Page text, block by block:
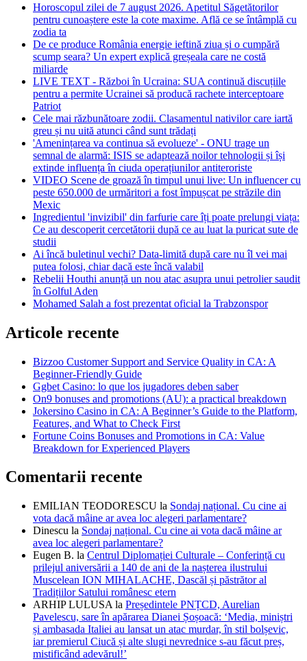
Horoscopul zilei de 7 august 2026. Apetitul Săgetătorilor
pentru cunoaștere este la cote maxime. Află ce se întâmplă cu
zodia ta
De ce produce România energie ieftină ziua și o cumpără
scump seara? Un expert explică greșeala care ne costă
miliarde
LIVE TEXT - Război în Ucraina: SUA continuă discuțiile
pentru a permite Ucrainei să producă rachete interceptoare
Patriot
Cele mai răzbunătoare zodii. Clasamentul nativilor care iartă
greu și nu uită atunci când sunt trădați
'Amenințarea va continua să evolueze' - ONU trage un
semnal de alarmă: ISIS se adaptează noilor tehnologii și își
extinde influența în ciuda operațiunilor antiteroriste
VIDEO Scene de groază în timpul unui live: Un influencer cu
peste 650.000 de urmăritori a fost împușcat pe străzile din
Mexic
Ingredientul 'invizibil' din farfurie care îți poate prelungi viața:
Ce au descoperit cercetătorii după ce au luat la puricat sute de
studii
Ai încă buletinul vechi? Data-limită după care nu îl vei mai
putea folosi, chiar dacă este încă valabil
Rebelii Houthi anunță un nou atac asupra unui petrolier saudit
în Golful Aden
Mohamed Salah a fost prezentat oficial la Trabzonspor
Articole recente
Bizzoo Customer Support and Service Quality in CA: A
Beginner-Friendly Guide
Ggbet Casino: lo que los jugadores deben saber
On9 bonuses and promotions (AU): a practical breakdown
Jokersino Casino in CA: A Beginner’s Guide to the Platform,
Features, and What to Check First
Fortune Coins Bonuses and Promotions in CA: Value
Breakdown for Experienced Players
Comentarii recente
EMILIAN TEODORESCU la Sondaj național. Cu cine ai
vota dacă mâine ar avea loc alegeri parlamentare?
Dinescu la Sondaj național. Cu cine ai vota dacă mâine ar
avea loc alegeri parlamentare?
Eugen B. la Centrul Diplomației Culturale – Conferință cu
prilejul aniversării a 140 de ani de la nașterea ilustrului
Muscelean ION MIHALACHE, Dascăl și păstrător al
Tradițiilor Satului românesc etern
ARHIP LULUSA la Președintele PNȚCD, Aurelian
Pavelescu, sare în apărarea Dianei Șoșoacă: ‘Media, miniștri
și ambasada Italiei au lansat un atac murdar, în stil bolșevic,
iar premierul Ciucă și alte slugi nevrednice s-au făcut preș,
mistificând adevărul!’